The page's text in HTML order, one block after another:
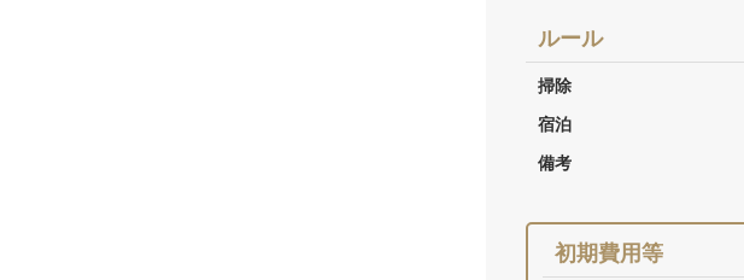
ルール
掃除
宿泊
備考
初期費用等